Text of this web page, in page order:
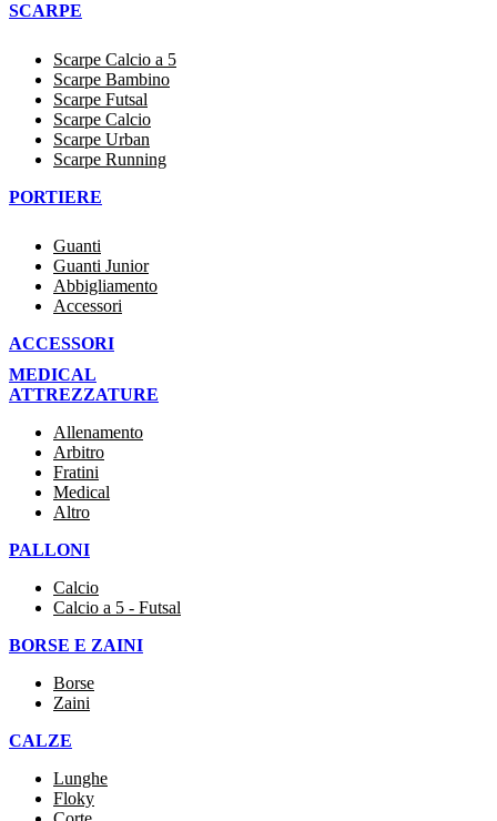
SCARPE
Scarpe Calcio a 5
Scarpe Bambino
Scarpe Futsal
Scarpe Calcio
Scarpe Urban
Scarpe Running
PORTIERE
Guanti
Guanti Junior
Abbigliamento
Accessori
ACCESSORI
MEDICAL
ATTREZZATURE
Allenamento
Arbitro
Fratini
Medical
Altro
PALLONI
Calcio
Calcio a 5 - Futsal
BORSE E ZAINI
Borse
Zaini
CALZE
Lunghe
Floky